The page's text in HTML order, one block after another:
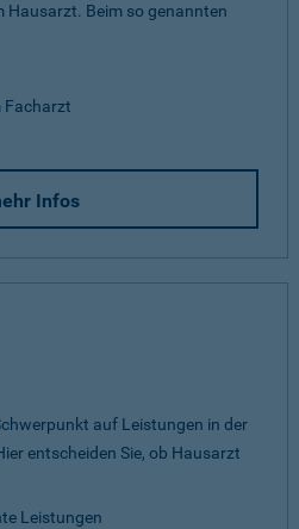
Hausarzt. Beim so genannten
Facharzt
Infos
auf Leistungen in der
entscheiden Sie, ob Hausarzt
Leistungen